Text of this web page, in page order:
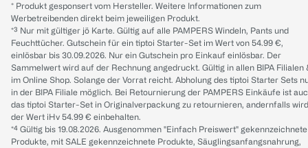
* Produkt gesponsert vom Hersteller. Weitere Informationen zum
Werbetreibenden direkt beim jeweiligen Produkt.
*³ Nur mit gültiger jö Karte. Gültig auf alle PAMPERS Windeln, Pants und
Feuchttücher. Gutschein für ein tiptoi Starter-Set im Wert von 54.99 €,
einlösbar bis 30.09.2026. Nur ein Gutschein pro Einkauf einlösbar. Der
Sammelwert wird auf der Rechnung angedruckt. Gültig in allen BIPA Filialen
im Online Shop. Solange der Vorrat reicht. Abholung des tiptoi Starter Sets
in der BIPA Filiale möglich. Bei Retournierung der PAMPERS Einkäufe ist
das tiptoi Starter-Set in Originalverpackung zu retournieren, andernfalls wird
der Wert iHv 54.99 € einbehalten.
*⁴ Gültig bis 19.08.2026. Ausgenommen "Einfach Preiswert" gekennzeichnete
Produkte, mit SALE gekennzeichnete Produkte, Säuglingsanfangsnahrung,